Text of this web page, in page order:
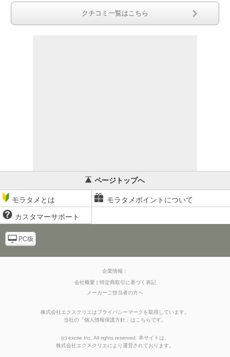
クチコミ一覧はこちら
ページトップへ
モラタメとは モラタメポイントについて
カスタマーサポート
企業情報：
会社概要
特定商取引に基づく表記
メーカーご担当者の方へ
株式会社エクスクリエはプライバシーマークを取得しています。
当社の 「個人情報保護方針 」はこちらです。
(c) excrie Inc. All rights reserved. 本サイトは、
株式会社エクスクリエにより運営されております。